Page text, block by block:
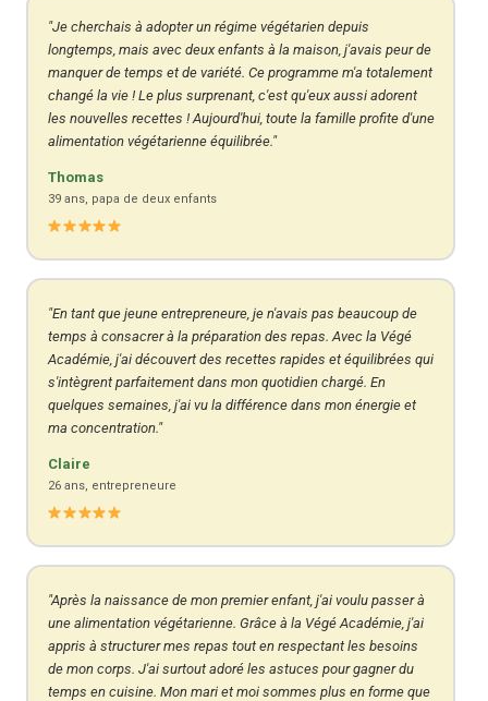
"Je cherchais à adopter un régime végétarien depuis
longtemps, mais avec deux enfants à la maison, j'avais peur de
manquer de temps et de variété. Ce programme m'a totalement
changé la vie ! Le plus surprenant, c'est qu'eux aussi adorent
les nouvelles recettes ! Aujourd'hui, toute la famille profite d'une
alimentation végétarienne équilibrée."
Thomas
39 ans, papa de deux enfants
"En tant que jeune entrepreneure, je n'avais pas beaucoup de
temps à consacrer à la préparation des repas. Avec la Végé
Académie, j'ai découvert des recettes rapides et équilibrées qui
s'intègrent parfaitement dans mon quotidien chargé. En
quelques semaines, j'ai vu la différence dans mon énergie et
ma concentration."
Claire
26 ans, entrepreneure
"Après la naissance de mon premier enfant, j'ai voulu passer à
une alimentation végétarienne. Grâce à la Végé Académie, j'ai
appris à structurer mes repas tout en respectant les besoins
de mon corps. J'ai surtout adoré les astuces pour gagner du
temps en cuisine. Mon mari et moi sommes plus en forme que